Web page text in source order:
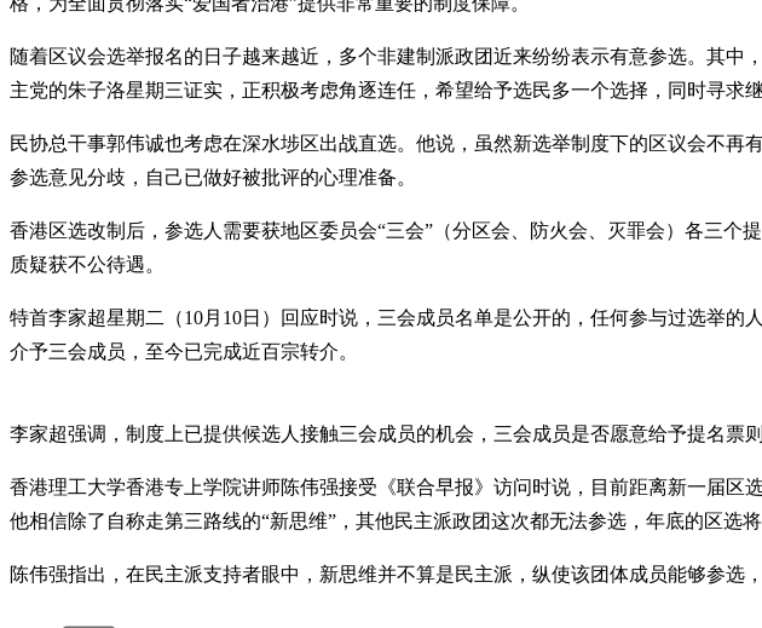
随着区议会选举报名的日子越来越近，多个非建制派政团近来纷纷表示有意参选。其
主党的朱子洛星期三证实，正积极考虑角逐连任，希望给予选民多一个选择，同时寻求
民协总干事郭伟诚也考虑在深水埗区出战直选。他说，虽然新选举制度下的区议会不
参选意见分歧，自己已做好被批评的心理准备。
香港区选改制后，参选人需要获地区委员会“三会”（分区会、防火会、灭罪会）各三
质疑获不公待遇。
特首李家超星期二（10月10日）回应时说，三会成员名单是公开的，任何参与过选举
介予三会成员，至今已完成近百宗转介。
李家超强调，制度上已提供候选人接触三会成员的机会，三会成员是否愿意给予提名票
香港理工大学香港专上学院讲师陈伟强接受《联合早报》访问时说，目前距离新一届区
他相信除了自称走第三路线的“新思维”，其他民主派政团这次都无法参选，年底的区选
陈伟强指出，在民主派支持者眼中，新思维并不算是民主派，纵使该团体成员能够参